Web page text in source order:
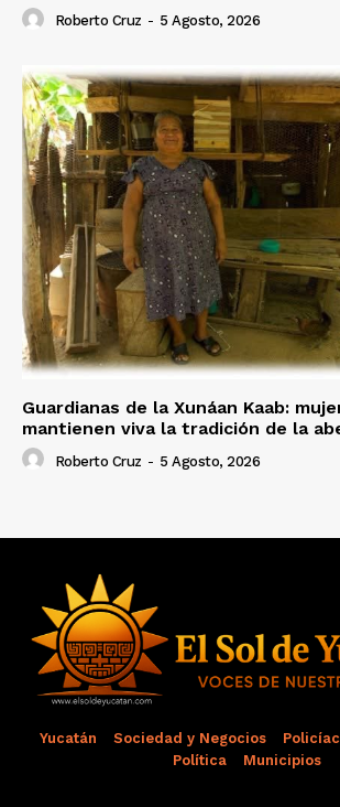
Roberto Cruz - 5 Agosto, 2026
Guardianas de la Xunáan Kaab:
mantienen viva la tradición de la
Roberto Cruz - 5 Agosto, 2026
Yucatán Sociedad y Negocios
Política
Municipios